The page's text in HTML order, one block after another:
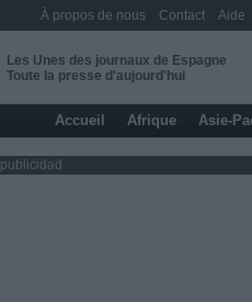
Les Unes des journaux de Espagne
Toute la presse d'aujourd'hui
Accueil Afrique Asie-
publicidad
À propos de nous Contact Aide